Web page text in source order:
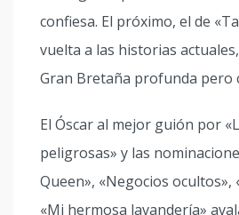
confiesa. El próximo, el de
vuelta a las historias
Gran Bretaña profunda pero
El Óscar al mejor guión por
peligrosas» y las
Queen», «Negocios ocultos»,
«Mi hermosa lavandería»